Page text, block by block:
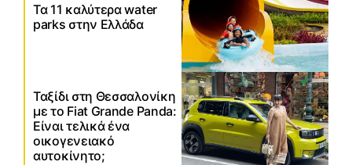
Τα 11 καλύτερα water
parks στην Ελλάδα
Ταξίδι στη Θεσσαλονίκη
με το Fiat Grande Panda:
Είναι τελικά ένα
οικογενειακό
αυτοκίνητο;